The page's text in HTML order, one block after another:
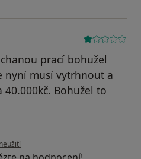
prací bohužel
nyní musí vytrhnout a
Bohužel to
uživatele Pacient